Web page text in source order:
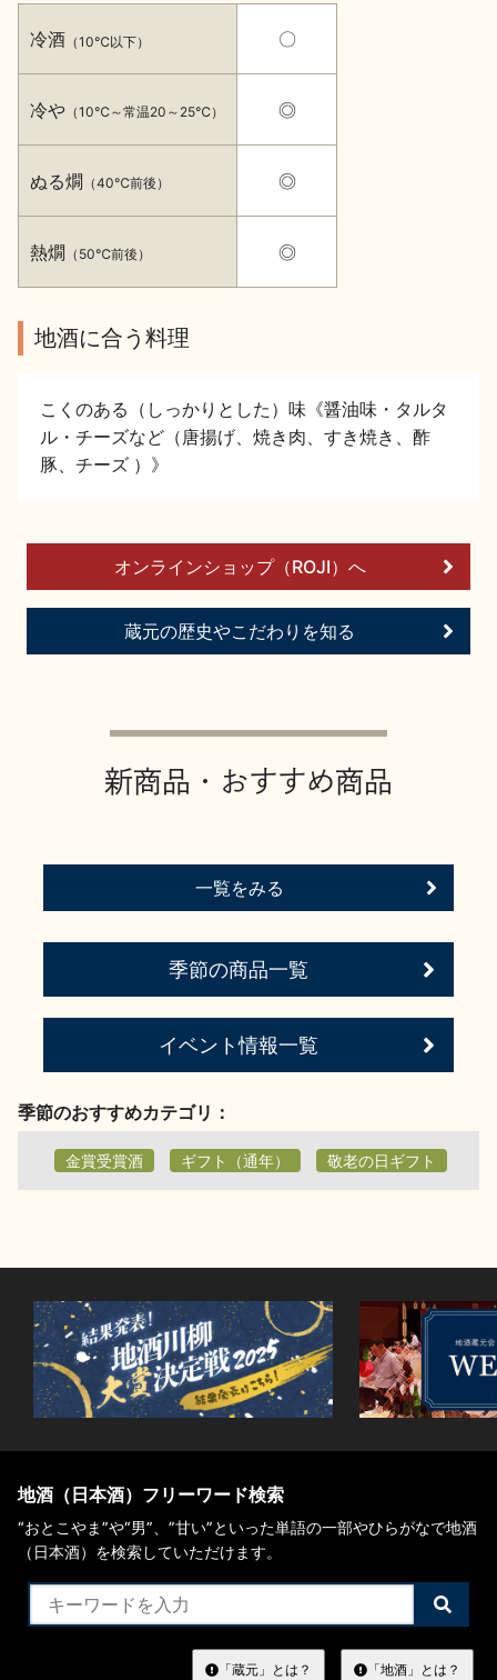
地酒蔵元会WEB展示会 地酒蔵元会利酒会
地酒蔵元会とは
お問い合わせ
冷酒 （10℃以下）
冷や （10℃～常温20～25℃）
ぬる燗 （40℃前後）
熱燗 （50℃前後）
〇
◎
◎
◎
地酒に合う料理
こくのある（しっかりとした）味《醤油味・タルタ
ル・チーズなど（唐揚げ、焼き肉、すき焼き、酢
豚、チーズ ）》
オンラインショップ（ROJI）へ
蔵元の歴史やこだわりを知る
新商品・おすすめ商品
一覧をみる
季節の商品一覧
イベント情報一覧
季節のおすすめカテゴリ：
金賞受賞酒 ギフト（通年） 敬老の日ギフト
地酒（日本酒）フリーワード検索
“おとこやま”や“男”、”甘い”といった単語の一部やひらがなで地酒
（日本酒）を検索していただけます。
検
索
す
る
「蔵元」とは？ 「地酒」とは？